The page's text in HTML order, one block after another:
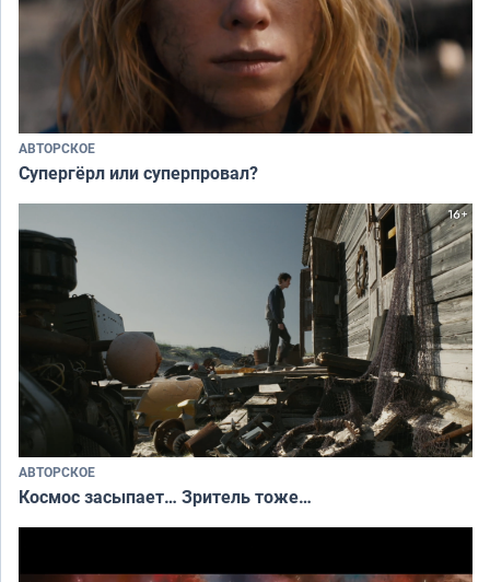
АВТОРСКОЕ
Супергёрл или суперпровал?
АВТОРСКОЕ
Космос засыпает… Зритель тоже…